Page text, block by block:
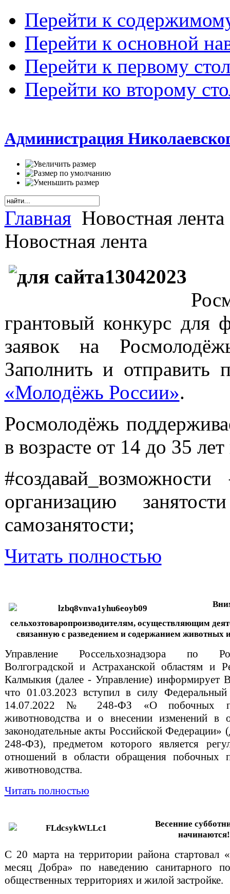
Перейти к
Перейти к основной
Перейти к первому
Перейти ко второму
Администрация
Главная Новостная лента
Новостная лента
грантовый конкурс для
заявок на
Заполнить и
«Молодёжь России».
Росмолодёжь
в возрасте от 14 до 35
организацию
самозанятости;
Читать полностью
сельхозтоваропроизводителям, осуществляющим
связанную с разведением и содержанием животных
Управление Россельхознадзора по
Волгоградской и Астраханской областям и
Калмыкия (далее - Управление) информирует
что 01.03.2023 вступил в силу Федеральный
14.07.2022 № 248-ФЗ «О побочных
животноводства и о внесении изменений в
законодательные акты Российской Федерации»
248-ФЗ), предметом которого является
отношений в области обращения побочных
животноводства.
Читать полностью
Весенние
С 20 марта на территории района стартовал
месяц Добра» по наведению санитарного
общественных территориях и жилой застройке.